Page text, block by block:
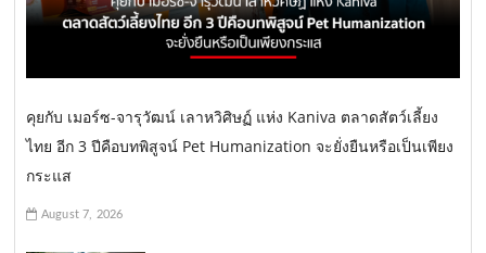
คุยกับ เมอร์ซ-จารุวัฒน์ เลาหวิศิษฏ์ แห่ง Kaniva ตลาดสัตว์เลี้ยง
ไทย อีก 3 ปีคือบทพิสูจน์ Pet Humanization จะยั่งยืนหรือเป็นเพียง
กระแส
August 7, 2026